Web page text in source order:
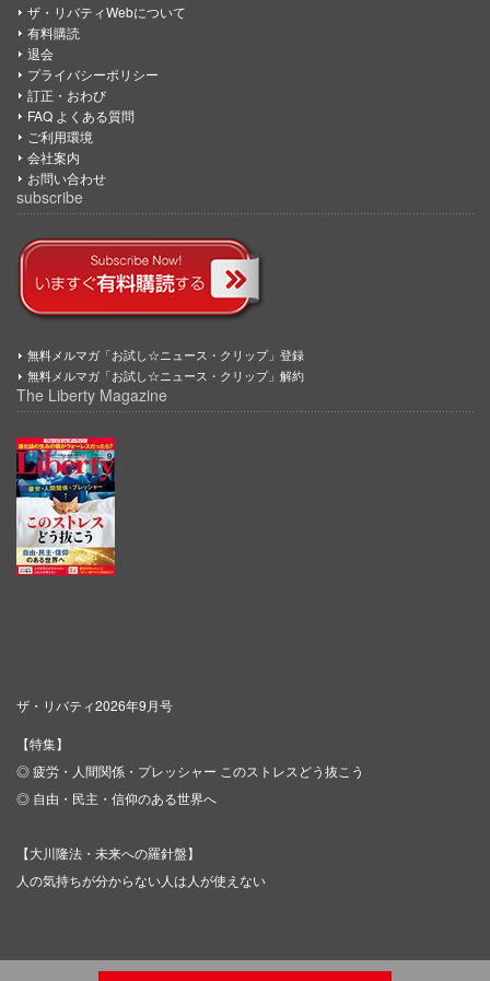
ザ・リバティWebについて
有料購読
退会
プライバシーポリシー
訂正・おわび
FAQ よくある質問
ご利用環境
会社案内
お問い合わせ
subscribe
無料メルマガ「お試し☆ニュース・クリップ」登録
無料メルマガ「お試し☆ニュース・クリップ」解約
The Liberty Magazine
ザ・リバティ2026年9月号
【特集】
◎ 疲労・人間関係・プレッシャー このストレスどう抜こう
◎ 自由・民主・信仰のある世界へ
【大川隆法・未来への羅針盤】
人の気持ちが分からない人は人が使えない